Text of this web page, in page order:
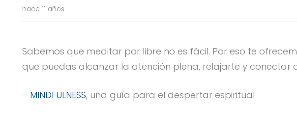
hace 11 años
Sabemos que meditar por libre no es fácil. Por eso te
que puedas alcanzar la atención plena, relajarte y conectar
– MINDFULNESS, una guía para el despertar espiritual